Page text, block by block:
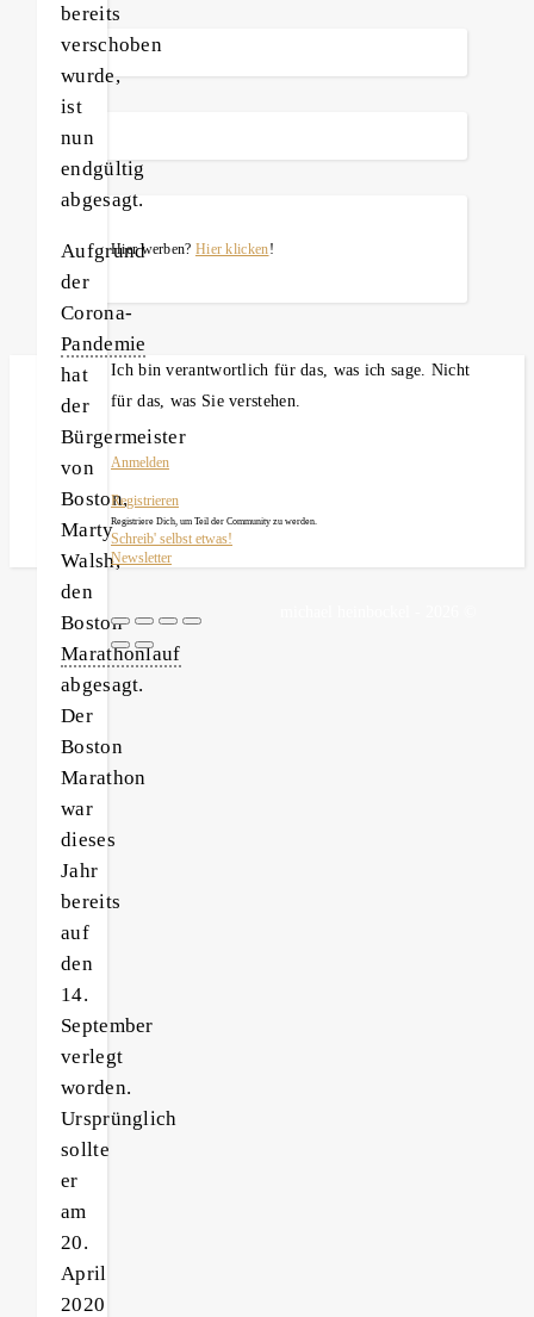
bereits
verschoben
wurde,
ist
nun
endgültig
abgesagt.
Aufgrund
der
Corona-
Pandemie
hat
der
Bürgermeister
von
Boston,
Marty
Walsh,
den
Boston
Marathonlauf
abgesagt.
Der
Boston
Marathon
war
dieses
Jahr
bereits
auf
den
14.
September
verlegt
worden.
Ursprünglich
sollte
er
am
20.
April
2020
Hier werben? Hier klicken!
Ich bin verantwortlich für das, was ich sage. Nicht
für das, was Sie verstehen.
Anmelden
Registrieren
Registriere Dich, um Teil der Community zu werden.
Schreib' selbst etwas!
Newsletter